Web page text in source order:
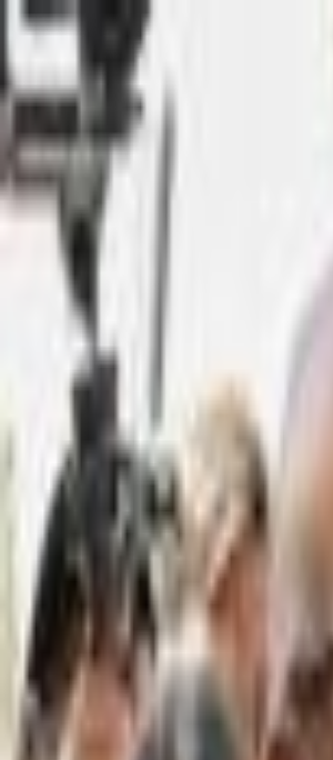
Lectura y tema
Cambiar tema
A- A
Redes Sociales